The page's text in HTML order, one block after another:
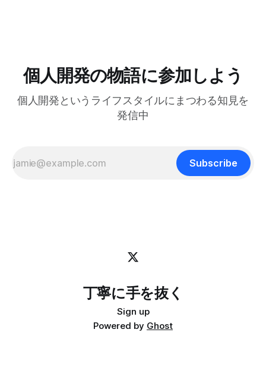
菜でよいという提案」 を読んで、日々のリズムを健やかに
保つためのヒントがたくさん詰まっていると感じまし
す。 この記事では、それを実現するためのtmuxの設定方法
を紹介します。 動画で見る(英語): ポップアップウィンドウ
ドを使うとポップアップウィンドウを表示でき、ちょっとし
たツールにすぐアクセスするのに便利です。 僕はlazygitで
個人開発の物語に参加しよう
個人開発というライフスタイルにまつわる知見を
発信中
Subscribe
丁寧に手を抜く
Sign up
Powered by Ghost